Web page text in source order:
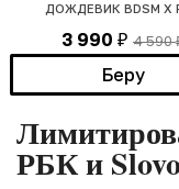
ДОЖДЕВИК BDSM Х
3 990 ₽ 4 590
Беру
РБК и